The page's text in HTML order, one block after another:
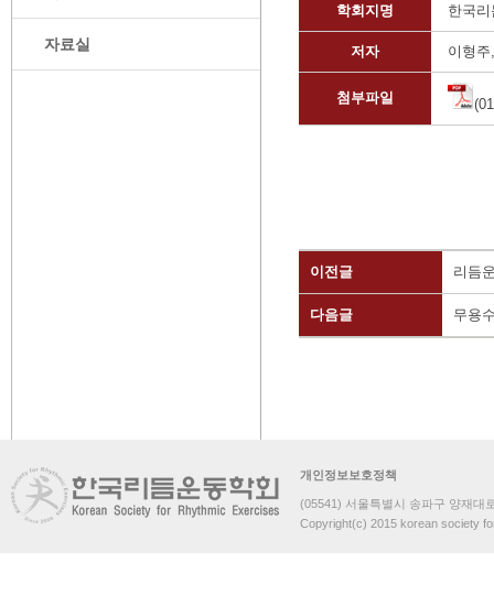
자료실
학회지명 한국
저자 이형
첨부파일
이전글 리듬
다음글 무용
개인정보보호정책
(05541) 서울특별시 송파구 양재대
Copyright(c) 2015 korean society